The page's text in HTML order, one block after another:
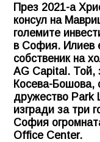
През 2021-а
консул на
големите
в София. Илиев
собственик на
AG Capital. Той,
Косева-Бошова,
дружество Park
изгради за три
София
Office Center.